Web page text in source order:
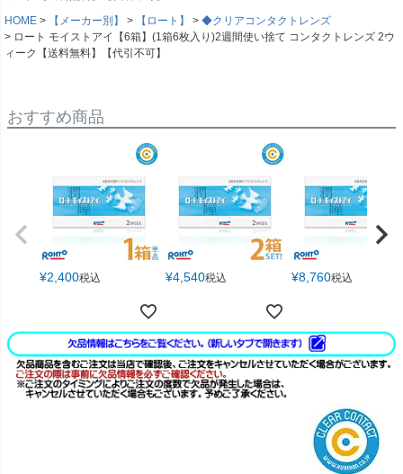
HOME
【メーカー別】 【ロート】
◆クリアコンタクトレンズ
ロート モイストアイ【6箱】(1箱6枚入り)2週間使い捨て コンタクトレンズ 2ウ
ィーク【送料無料】【代引不可】
おすすめ商品
¥2,400税込 ¥4,540税込 ¥8,760税込